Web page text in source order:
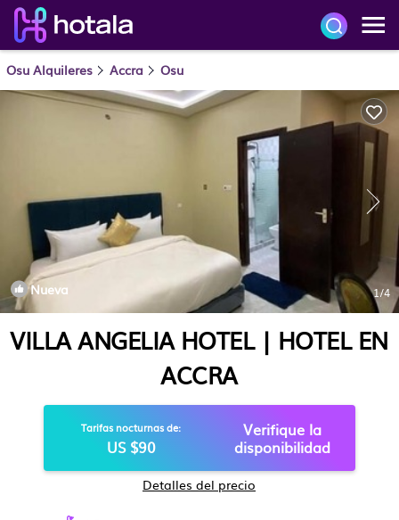
Osu Alquileres Accra Osu
Nueva 1/4
VILLA ANGELIA HOTEL | HOTEL EN
ACCRA
Tarifas nocturnas de:
US $90
Verifique la
disponibilidad
Detalles del precio